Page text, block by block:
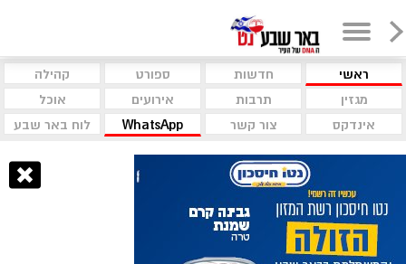
ראשי חדשות ספורט
קהילה
מגזין
תרבות אירועים
אוכל
אינדקס
צור קשר WhatsApp לוח באר שבע